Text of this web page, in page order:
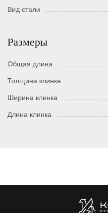
Вид стали
Размеры
Общая длина
Толщина клинка
Ширина клинка
Длина клинка